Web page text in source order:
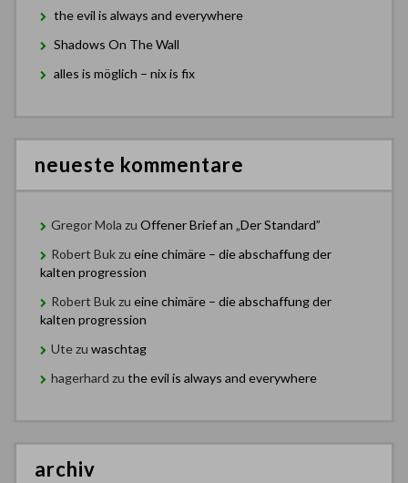
the evil is always and everywhere
Shadows On The Wall
alles is möglich – nix is fix
neueste kommentare
Gregor Mola zu Offener Brief an „Der Standard”
Robert Bukzu eine chimäre – die abschaffung der
kalten progression
Robert Bukzu eine chimäre – die abschaffung der
kalten progression
Utezu waschtag
hagerhard zu the evil is always and everywhere
archiv